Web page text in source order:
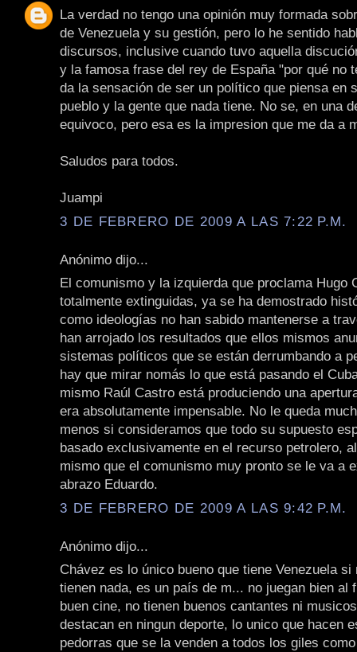
La verdad no tengo una opinión muy formada
de Venezuela y su gestión, pero lo he sentido
discursos, inclusive cuando tuvo aquella
y la famosa frase del rey de España "por qué no
da la sensación de ser un político que piensa en
pueblo y la gente que nada tiene. No se, en una
equivoco, pero esa es la impresion que me da a
Saludos para todos.
Juampi
3 DE FEBRERO DE 2009 A LAS 7:22 P.M.
Anónimo dijo...
El comunismo y la izquierda que proclama Hugo
totalmente extinguidas, ya se ha demostrado
como ideologías no han sabido mantenerse a
han arrojado los resultados que ellos mismos
sistemas políticos que se están derrumbando a
hay que mirar nomás lo que está pasando el
mismo Raúl Castro está produciendo una
era absolutamente impensable. No le queda
menos si consideramos que todo su supuesto
basado exclusivamente en el recurso petrolero,
mismo que el comunismo muy pronto se le va a
abrazo Eduardo.
3 DE FEBRERO DE 2009 A LAS 9:42 P.M.
Anónimo dijo...
Chávez es lo único bueno que tiene Venezuela si
tienen nada, es un país de m... no juegan bien al
buen cine, no tienen buenos cantantes ni
destacan en ningun deporte, lo unico que hacen
pedorras que se la venden a todos los giles